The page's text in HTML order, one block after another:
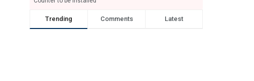
Trending Comments Latest